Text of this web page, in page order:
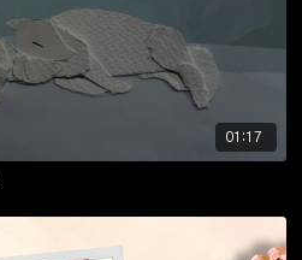
01:17